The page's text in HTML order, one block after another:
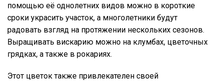
помощью её однолетних видов можно в короткие
сроки украсить участок, а многолетники будут
радовать взгляд на протяжении нескольких сезонов.
Выращивать вискарию можно на клумбах, цветочных
грядках, а также в рокариях.
Этот цветок также привлекателен своей